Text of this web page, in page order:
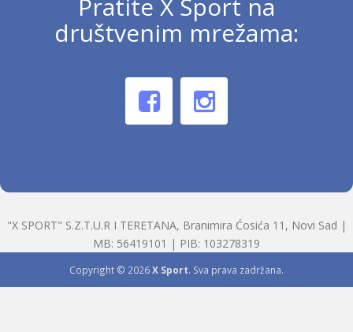
Pratite X Sport na
društvenim mrežama:
"X SPORT" S.Z.T.U.R I TERETANA, Branimira Ćosića 11, Novi Sad |
MB: 56419101 | PIB: 103278319
Copyright © 2026X Sport. Sva prava zadržana.